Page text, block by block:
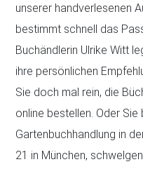
unserer handverlesenen
bestimmt schnell das
Buchändlerin Ulrike Witt
ihre persönlichen
Sie doch mal rein, die
online bestellen. Oder
Gartenbuchhandlung in
21 in München,